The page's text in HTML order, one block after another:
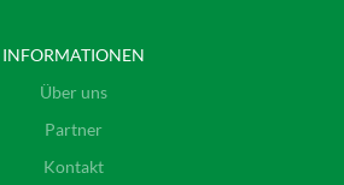
INFORMATIONEN
Über uns
Partner
Kontakt